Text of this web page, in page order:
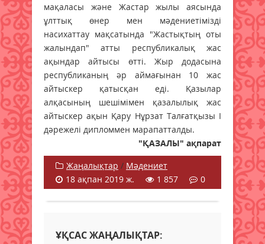
мақаласы және Жастар жылы аясында
ұлттық өнер мен мәдениетімізді
насихаттау мақсатында "Жастықтың оты
жалындап" атты республикалық жас
ақындар айтысы өтті. Жыр додасына
республиканың әр аймағынан 10 жас
айтыскер қатысқан еді. Қазылар
алқасының шешімімен қазалылық жас
айтыскер ақын Қару Нұрзат Талғатқызы І
дәрежелі дипломмен марапатталды.
"ҚАЗАЛЫ" ақпарат
Жаңалықтар / Мәдениет
18 ақпан 2019 ж.
1 857 0
ҰҚСАС ЖАҢАЛЫҚТАР: